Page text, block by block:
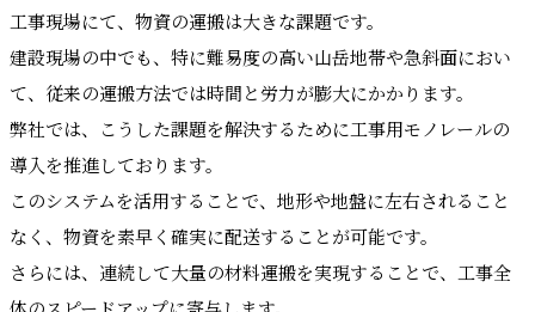
工事現場にて、物資の運搬は大きな課題です。
建設現場の中でも、特に難易度の高い山岳地帯や急斜面におい
て、従来の運搬方法では時間と労力が膨大にかかります。
弊社では、こうした課題を解決するために工事用モノレールの
導入を推進しております。
このシステムを活用することで、地形や地盤に左右されること
なく、物資を素早く確実に配送することが可能です。
さらには、連続して大量の材料運搬を実現することで、工事全